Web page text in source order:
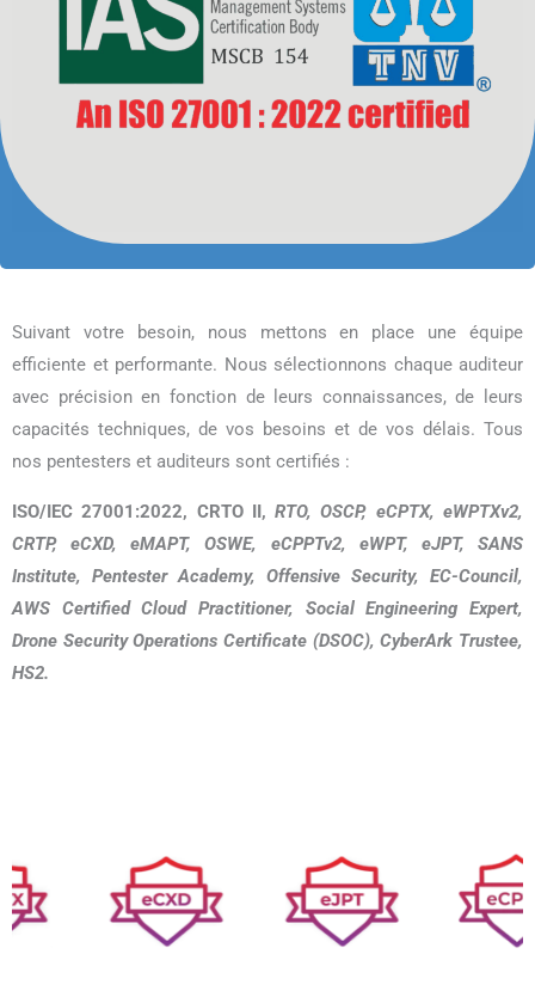
Suivant votre besoin, nous mettons en place une équipe
efficiente et performante. Nous sélectionnons chaque auditeur
avec précision en fonction de leurs connaissances, de leurs
capacités techniques, de vos besoins et de vos délais. Tous
nos pentesters et auditeurs sont certifiés :
ISO/IEC 27001:2022, CRTO II,RTO, OSCP, eCPTX, eWPTXv2,
CRTP, eCXD, eMAPT, OSWE, eCPPTv2, eWPT, eJPT, SANS
Institute, Pentester Academy, Offensive Security, EC-Council,
AWS Certified Cloud Practitioner, Social Engineering Expert,
Drone Security Operations Certificate (DSOC), CyberArk Trustee,
HS2.